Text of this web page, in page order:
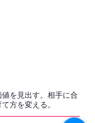
を見出す。相手に合
方を変える。